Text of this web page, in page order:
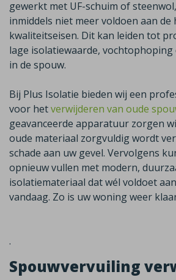
gewerkt met UF-schuim of
inmiddels niet meer voldoen aan de
kwaliteitseisen. Dit kan leiden tot
lage isolatiewaarde,
in de spouw.
Bij Plus Isolatie bieden wij een
voor hetverwijderen van oude
geavanceerde apparatuur zorgen
oude materiaal zorgvuldig wordt
schade aan uw gevel. Vervolgens
opnieuw vullen met modern,
isolatiemateriaal dat wél voldoet
vandaag. Zo is uw woning weer
.
Spouwvervuiling